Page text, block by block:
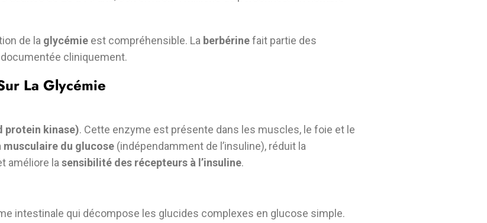
de la glycémie est compréhensible. La berbérinefait partie des
cliniquement.
La Glycémie
protein kinase). Cette enzyme est présente dans les muscles, le foie et le
du glucose (indépendamment de l’insuline), réduit la
améliore lasensibilité des récepteurs à l’insuline.
intestinale qui décompose les glucides complexes en glucose simple.